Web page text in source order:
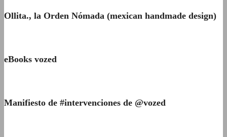
Ollita., la Orden Nómada (mexican handmade design)
eBooks vozed
Manifiesto de #intervenciones de @vozed